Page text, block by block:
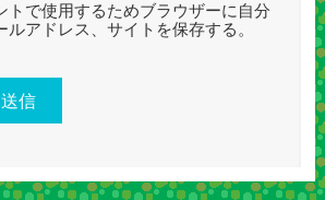
トで使用するためブラウザーに自分
ルアドレス、サイトを保存する。